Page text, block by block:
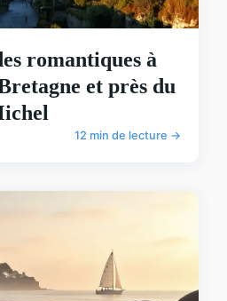
romantiques à
et près du
12 min de lecture →